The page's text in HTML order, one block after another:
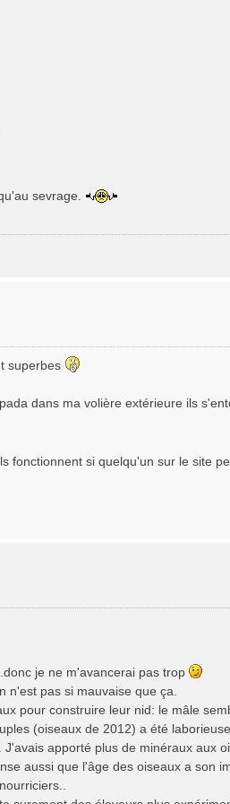
sevrage.
superbes
dans ma volière extérieure ils
fonctionnent si quelqu'un sur le site
je ne m'avancerai pas trop
n'est pas si mauvaise que ça.
pour construire leur nid: le mâle
(oiseaux de 2012) a été
apporté plus de minéraux aux
aussi que l'âge des oiseaux a son